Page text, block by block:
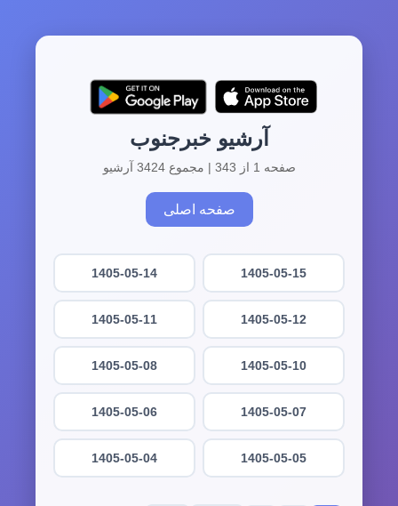
آرشیو خبرجنوب
صفحه 1 از 343 | مجموع 3424 آرشیو
صفحه اصلی
1405-05-15
1405-05-14
1405-05-12
1405-05-11
1405-05-10
1405-05-08
1405-05-07
1405-05-06
1405-05-05
1405-05-04